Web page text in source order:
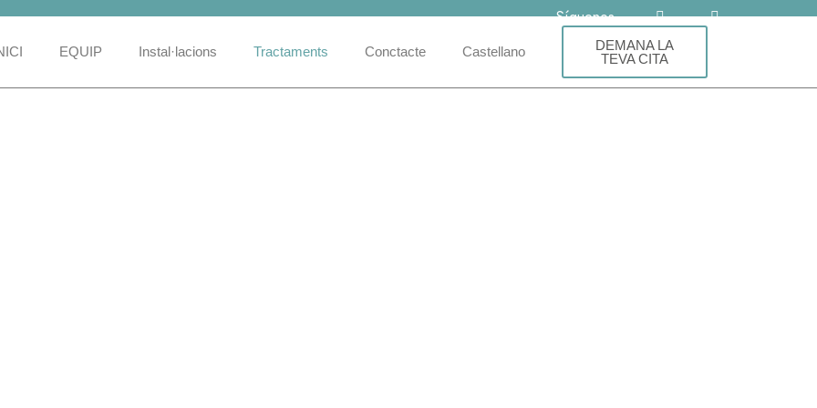
Síguenos
EQUIP Instal·lacions Tractaments Conctacte Castellano
DEMANA LA
TEVA CITA